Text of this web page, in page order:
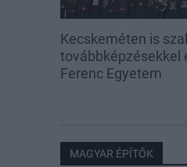
Kecskeméten is
továbbképzésekkel
Ferenc Egyetem
MAGYAR ÉPÍTŐK